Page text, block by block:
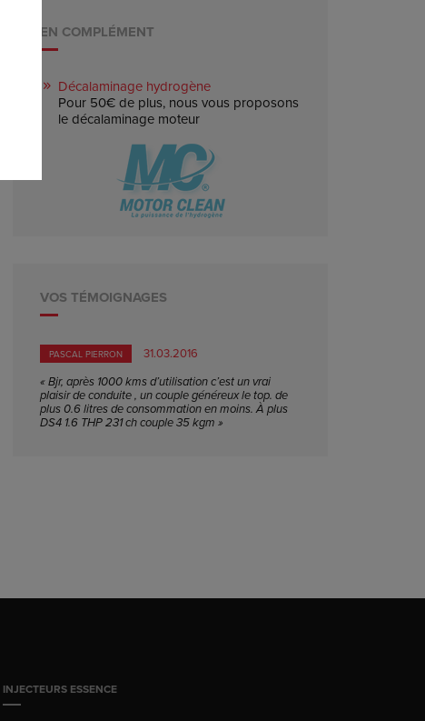
EN COMPLÉMENT
Décalaminage hydrogène
Pour 50€ de plus, nous vous proposons
le décalaminage moteur
VOS TÉMOIGNAGES
PASCAL PIERRON 31.03.2016
« Bjr, après 1000 kms d’utilisation c’est un vrai
plaisir de conduite , un couple généreux le top. de
plus 0.6 litres de consommation en moins. À plus
DS4 1.6 THP 231 ch couple 35 kgm »
INJECTEURS ESSENCE